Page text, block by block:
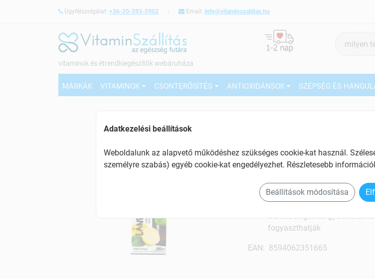
Ügyfélszolgálat: +36-20-593-0902 Email: info@vitaminszallitas.hu
vitaminok és étrendkiegészítők webáruháza
keresés
MÁRKÁK VITAMINOK CSONTERŐSÍTÉS ANTIOXIDÁNSOK SZÉPSÉG ÉS
Köhögés és torokfájás ellen
Tartalom: 200 ml
Hozzájárul a köhögéssel járó
enyhüléséhez
Cukorbetegek és gyermekek is
fogyaszthatják
EAN: 8594062351665
Adatkezelési beállítások
Weboldalunk az alapvető működéshez szükséges cookie-kat használ.
személyre szabás) egyéb cookie-kat engedélyezhet. Részletesebb
Beállítások módosítása